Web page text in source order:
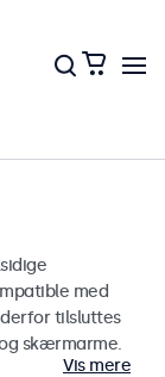
med
derfor tilsluttes
skærmarme.
Vis mere